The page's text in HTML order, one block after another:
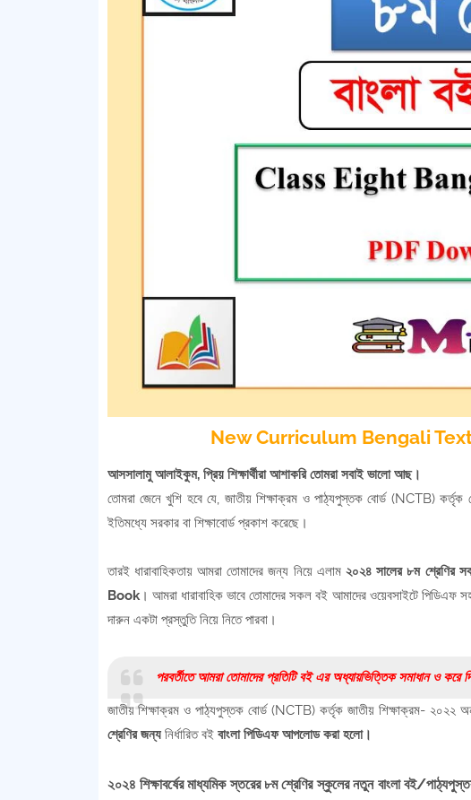
New Curriculum Bengali
আসসালামু আলাইকুম, প্রিয় শিক্ষার্থীরা আশাকরি তোমরা সবাই ভালো আছ।
তোমরা জেনে খুশি হবে যে, জাতীয় শিক্ষাক্রম ও পাঠ্যপুস্তক বোর্ড (NCTB) কর্তৃক
ইতিমধ্যে সরকার বা শিক্ষাবোর্ড প্রকাশ করেছে।
তারই ধারাবাহিকতায় আমরা তোমাদের জন্য নিয়ে এলাম ২০২৪ সালের ৮ম শ্রেণির
Book। আমরা ধারাবাহিক ভাবে তোমাদের সকল বই আমাদের ওয়েবসাইটে
দারুন একটা প্রস্তুতি নিয়ে নিতে পারবা।
পরবর্তীতে আমরা তোমাদের প্রতিটি বই এর অধ্যায়ভিত্তিক সমাধান ও
জাতীয় শিক্ষাক্রম ও পাঠ্যপুস্তক বোর্ড (NCTB) কর্তৃক জাতীয় শিক্ষাক্রম- ২০২২
শ্রেণির জন্যনির্ধারিত বই বাংলা পিডিএফ আপলোড করা হলো।
২০২৪ শিক্ষাবর্ষের মাধ্যমিক স্তরের ৮ম শ্রেণির স্কুলের নতুন বাংলা বই/